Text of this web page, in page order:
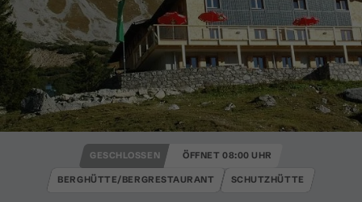
GESCHLOSSEN ÖFFNET 08:00 UHR
BERGHÜTTE/BERGRESTAURANT SCHUTZHÜTTE